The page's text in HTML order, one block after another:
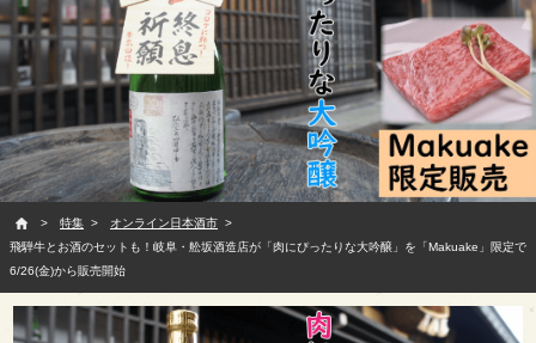
特集
オンライン日本酒市
飛騨牛とお酒のセットも！岐阜・舩坂酒造店が「肉にぴったりな大吟醸」を「Makuake」限定で
6/26(金)から販売開始